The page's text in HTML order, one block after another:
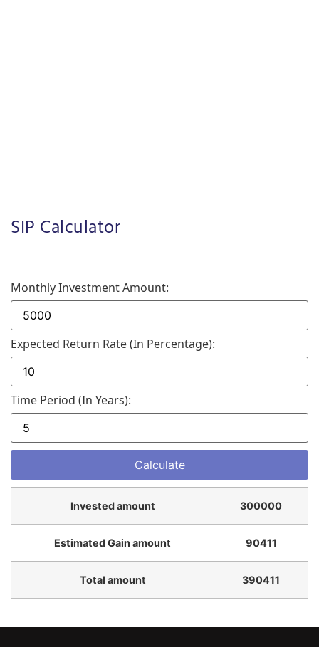
SIP Calculator
Monthly Investment Amount:
Expected Return Rate (in Percentage):
Time Period (in Years):
Invested amount 300000
Estimated Gain amount 90411
Total amount 390411